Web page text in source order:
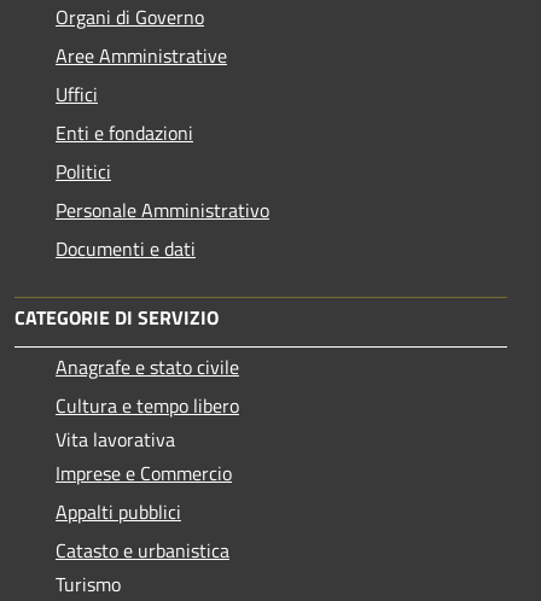
Organi di Governo
Aree Amministrative
Uffici
Enti e fondazioni
Politici
Personale Amministrativo
Documenti e dati
CATEGORIE DI SERVIZIO
Anagrafe e stato civile
Cultura e tempo libero
Vita lavorativa
Imprese e Commercio
Appalti pubblici
Catasto e urbanistica
Turismo